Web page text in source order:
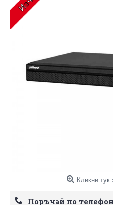
Кликни
Поръчай по